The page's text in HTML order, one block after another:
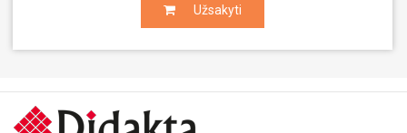
Užsakyti
Užsakyti